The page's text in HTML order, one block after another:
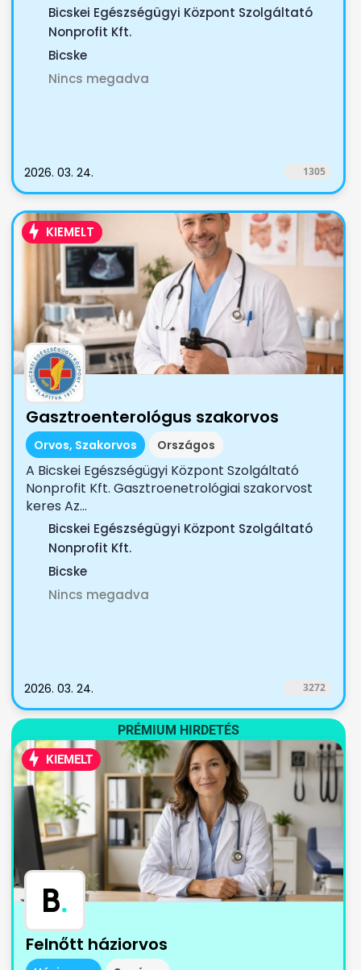
Bicskei Egészségügyi Központ Szolgáltató
Nonprofit Kft.
Bicske
Nincs megadva
2026. 03. 24. 1305
KIEMELT
Gasztroenterológus szakorvos
Orvos, Szakorvos Országos
A Bicskei Egészségügyi Központ Szolgáltató
Nonprofit Kft. Gasztroenetrológiai szakorvost
keres Az...
Bicskei Egészségügyi Központ Szolgáltató
Nonprofit Kft.
Bicske
Nincs megadva
2026. 03. 24. 3272
PRÉMIUM HIRDETÉS
KIEMELT
B.
Felnőtt háziorvos